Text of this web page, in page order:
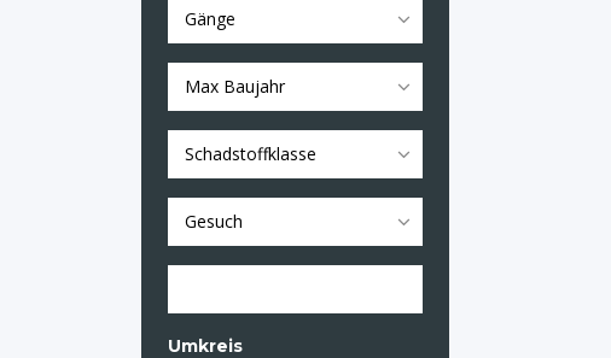
Gänge
Max Baujahr
Schadstoffklasse
Gesuch
Umkreis